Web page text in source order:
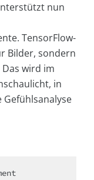
nun
TensorFlow-
Bilder, sondern
wird im
in